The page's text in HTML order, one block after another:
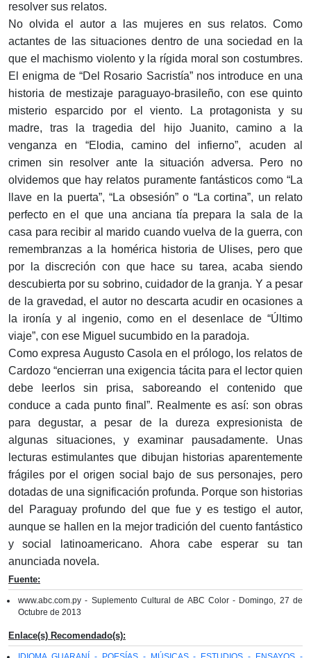
resolver sus relatos.
No olvida el autor a las mujeres en sus relatos. Como
actantes de las situaciones dentro de una sociedad en la
que el machismo violento y la rígida moral son costumbres.
El enigma de “Del Rosario Sacristía” nos introduce en una
historia de mestizaje paraguayo-brasileño, con ese quinto
misterio esparcido por el viento. La protagonista y su
madre, tras la tragedia del hijo Juanito, camino a la
venganza en “Elodia, camino del infierno”, acuden al
crimen sin resolver ante la situación adversa. Pero no
olvidemos que hay relatos puramente fantásticos como “La
llave en la puerta”, “La obsesión” o “La cortina”, un relato
perfecto en el que una anciana tía prepara la sala de la
casa para recibir al marido cuando vuelva de la guerra, con
remembranzas a la homérica historia de Ulises, pero que
por la discreción con que hace su tarea, acaba siendo
descubierta por su sobrino, cuidador de la granja. Y a pesar
de la gravedad, el autor no descarta acudir en ocasiones a
la ironía y al ingenio, como en el desenlace de “Último
viaje”, con ese Miguel sucumbido en la paradoja.
Como expresa Augusto Casola en el prólogo, los relatos de
Cardozo “encierran una exigencia tácita para el lector quien
debe leerlos sin prisa, saboreando el contenido que
conduce a cada punto final”. Realmente es así: son obras
para degustar, a pesar de la dureza expresionista de
algunas situaciones, y examinar pausadamente. Unas
lecturas estimulantes que dibujan historias aparentemente
frágiles por el origen social bajo de sus personajes, pero
dotadas de una significación profunda. Porque son historias
del Paraguay profundo del que fue y es testigo el autor,
aunque se hallen en la mejor tradición del cuento fantástico
y social latinoamericano. Ahora cabe esperar su tan
anunciada novela.
Fuente:
www.abc.com.py - Suplemento Cultural de ABC Color - Domingo, 27 de
Octubre de 2013
Enlace(s) Recomendado(s):